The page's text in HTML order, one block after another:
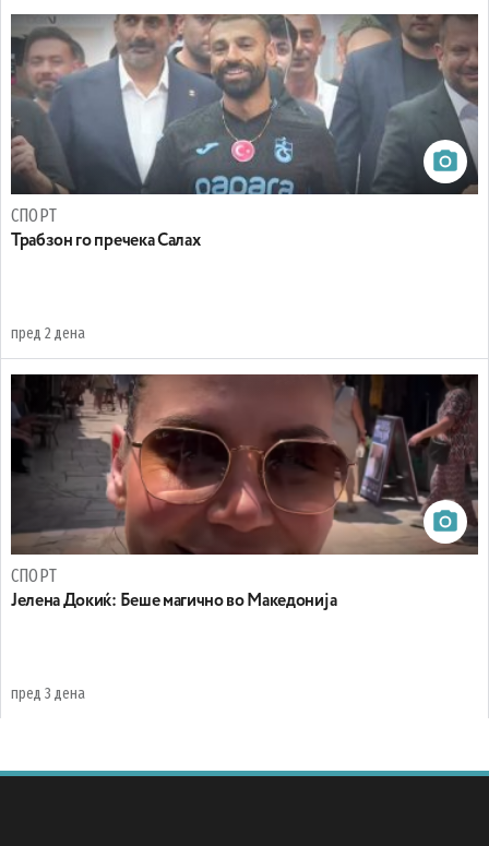
СПОРТ
Трабзон го пречека Салах
пред 2 дена
СПОРТ
Јелена Докиќ: Беше магично во Македонија
пред 3 дена